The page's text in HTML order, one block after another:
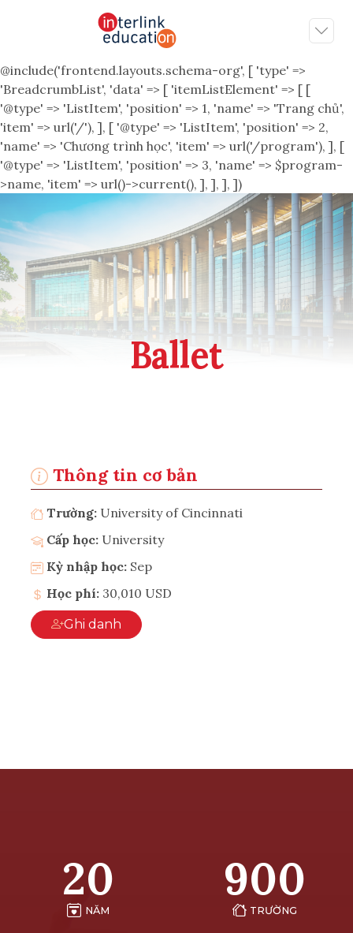
@include('frontend.layouts.schema-org', [ 'type' =>
'BreadcrumbList', 'data' => [ 'itemListElement' => [ [
'@type' => 'ListItem', 'position' => 1, 'name' => 'Trang chủ',
'item' => url('/'), ], [ '@type' => 'ListItem', 'position' => 2,
'name' => 'Chương trình học', 'item' => url('/program'), ], [
'@type' => 'ListItem', 'position' => 3, 'name' => $program-
>name, 'item' => url()->current(), ], ], ], ])
Ballet
Thông tin cơ bản
Trường: University of Cincinnati
Cấp học: University
Kỳ nhập học: Sep
Học phí: 30,010 USD
Ghi danh
20
NĂM
900
TRƯỜNG